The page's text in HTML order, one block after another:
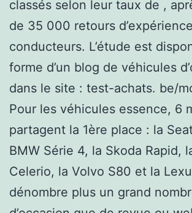
classés selon leur taux de ,
de 35 000 retours
conducteurs. L’étude est
forme d’un blog de véhicules
dans le site : test-achats. be/
Pour les véhicules essence, 6
partagent la 1ère place : la
BMW Série 4, la Skoda Rapid,
Celerio, la Volvo S80 et la
dénombre plus un grand